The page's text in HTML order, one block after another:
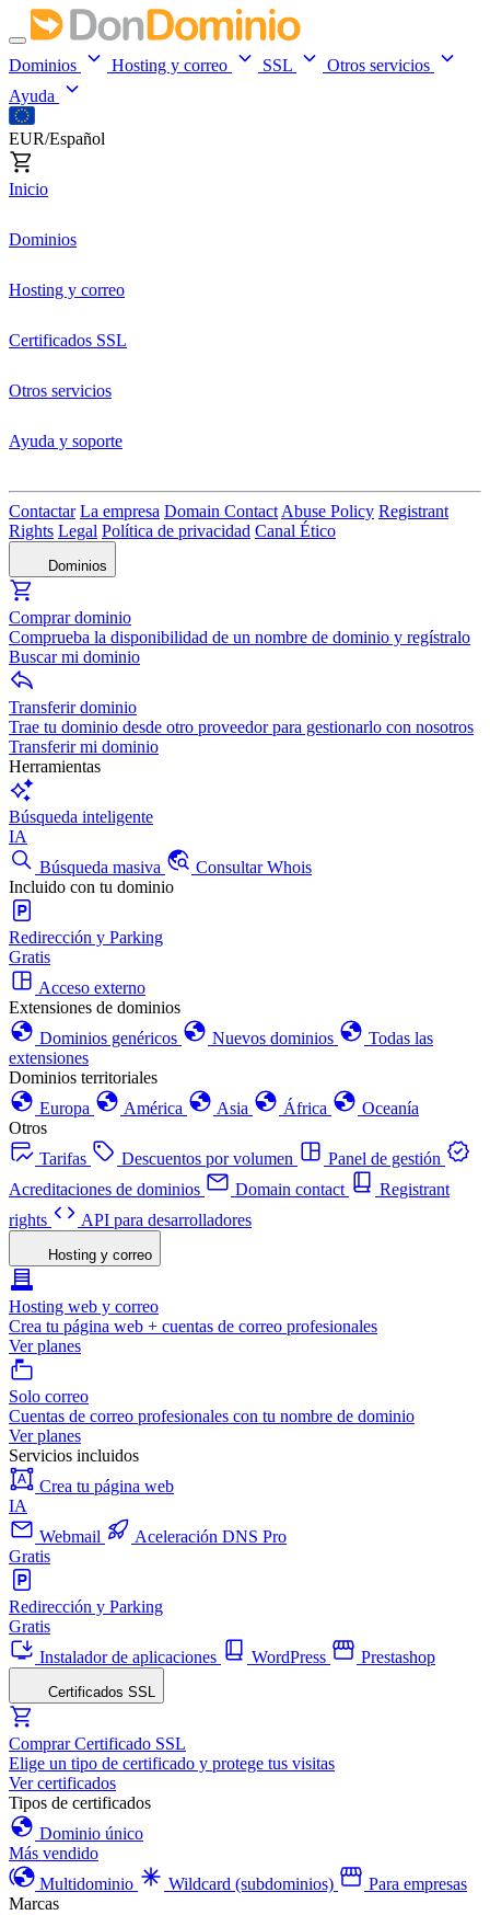
Dominios Hosting y correo SSL
Otros servicios
Ayuda
EUR/Español
Inicio
Dominios
Hosting y correo
Certificados SSL
Otros servicios
Ayuda y soporte
Contactar La empresa Domain Contact Abuse Policy Registrant
Rights Legal Política de privacidad Canal Ético
Dominios
Comprar dominio
Comprueba la disponibilidad de un nombre de dominio y regístralo
Buscar mi dominio
Transferir dominio
Trae tu dominio desde otro proveedor para gestionarlo con nosotros
Transferir mi dominio
Herramientas
Búsqueda inteligente
IA
Búsqueda masiva
Consultar Whois
Incluido con tu dominio
Redirección y Parking
Gratis
Acceso externo
Extensiones de dominios
Dominios genéricos
Nuevos dominios
Todas las
extensiones
Dominios territoriales
Europa
América Asia África
Oceanía
Otros
Tarifas
Descuentos por volumen
Panel de gestión
Acreditaciones de dominios
Domain contact
Registrant
rights
API para desarrolladores
Hosting y correo
Hosting web y correo
Crea tu página web + cuentas de correo profesionales
Ver planes
Solo correo
Cuentas de correo profesionales con tu nombre de dominio
Ver planes
Servicios incluidos
Crea tu página web
IA
Webmail
Aceleración DNS Pro
Gratis
Redirección y Parking
Gratis
Instalador de aplicaciones
WordPress Prestashop
Certificados SSL
Comprar Certificado SSL
Elige un tipo de certificado y protege tus visitas
Ver certificados
Tipos de certificados
Dominio único
Más vendido
Multidominio
Wildcard (subdominios)
Para empresas
Marcas